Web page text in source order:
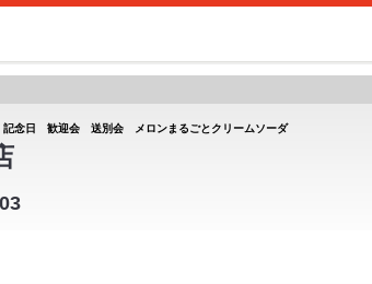
念日 歓迎会 送別会 メロンまるごとクリームソーダ